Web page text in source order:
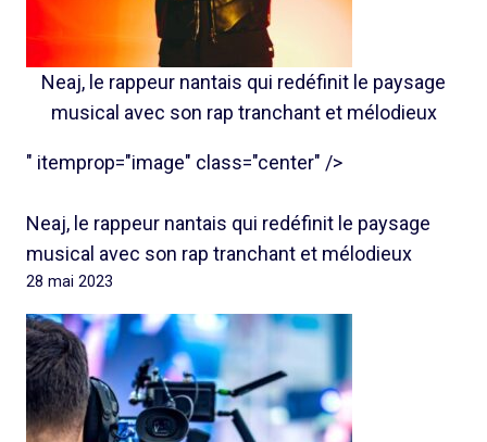
Neaj, le rappeur nantais qui redéfinit le paysage
musical avec son rap tranchant et mélodieux
" itemprop="image" class="center" />
Neaj, le rappeur nantais qui redéfinit le paysage
musical avec son rap tranchant et mélodieux
28 mai 2023